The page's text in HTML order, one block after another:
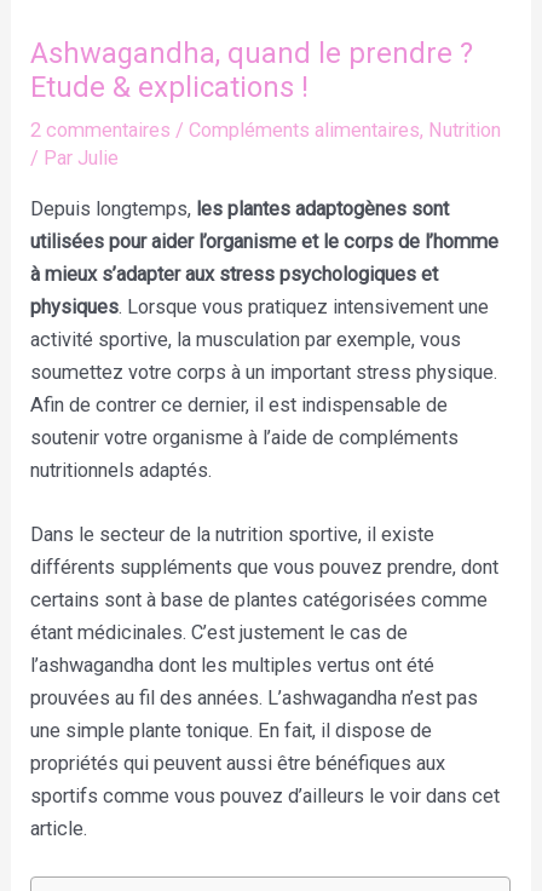
Ashwagandha, quand le prendre ?
Etude & explications !
2 commentaires /Compléments alimentaires, Nutrition
/ Par Julie
Depuis longtemps, les plantes adaptogènes sont
utilisées pour aider l’organisme et le corps de l’homme
à mieux s’adapter aux stress psychologiques et
physiques. Lorsque vous pratiquez intensivement une
activité sportive, la musculation par exemple, vous
soumettez votre corps à un important stress physique.
Afin de contrer ce dernier, il est indispensable de
soutenir votre organisme à l’aide de compléments
nutritionnels adaptés.
Dans le secteur de la nutrition sportive, il existe
différents suppléments que vous pouvez prendre, dont
certains sont à base de plantes catégorisées comme
étant médicinales. C’est justement le cas de
l’ashwagandha dont les multiples vertus ont été
prouvées au fil des années. L’ashwagandha n’est pas
une simple plante tonique. En fait, il dispose de
propriétés qui peuvent aussi être bénéfiques aux
sportifs comme vous pouvez d’ailleurs le voir dans cet
article.